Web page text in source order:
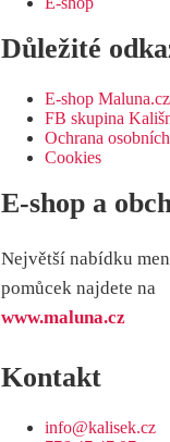
Důležité
E-shop Maluna.cz
FB skupina
Ochrana
Cookies
E-shop a
Největší nabídku
pomůcek najdete na
www.maluna.cz
Kontakt
info@kalisek.cz